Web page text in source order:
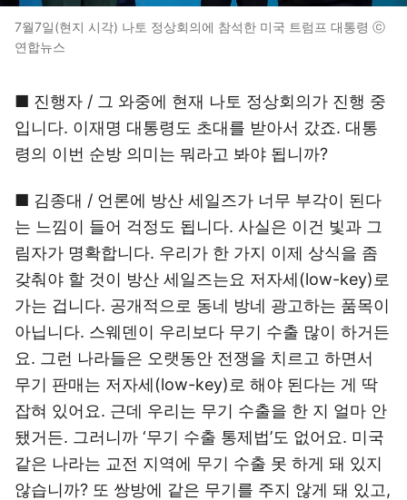
7월7일(현지 시각) 나토 정상회의에 참석한 미국 트럼프 대통령 ⓒ
연합뉴스
■ 진행자 / 그 와중에 현재 나토 정상회의가 진행 중
입니다. 이재명 대통령도 초대를 받아서 갔죠. 대통
령의 이번 순방 의미는 뭐라고 봐야 됩니까?
■ 김종대 / 언론에 방산 세일즈가 너무 부각이 된다
는 느낌이 들어 걱정도 됩니다. 사실은 이건 빛과 그
림자가 명확합니다. 우리가 한 가지 이제 상식을 좀
갖춰야 할 것이 방산 세일즈는요 저자세(low-key)로
가는 겁니다. 공개적으로 동네 방네 광고하는 품목이
아닙니다. 스웨덴이 우리보다 무기 수출 많이 하거든
요. 그런 나라들은 오랫동안 전쟁을 치르고 하면서
무기 판매는 저자세(low-key)로 해야 된다는 게 딱
잡혀 있어요. 근데 우리는 무기 수출을 한 지 얼마 안
됐거든. 그러니까 ‘무기 수출 통제법’도 없어요. 미국
같은 나라는 교전 지역에 무기 수출 못 하게 돼 있지
않습니까? 또 쌍방에 같은 무기를 주지 않게 돼 있고,